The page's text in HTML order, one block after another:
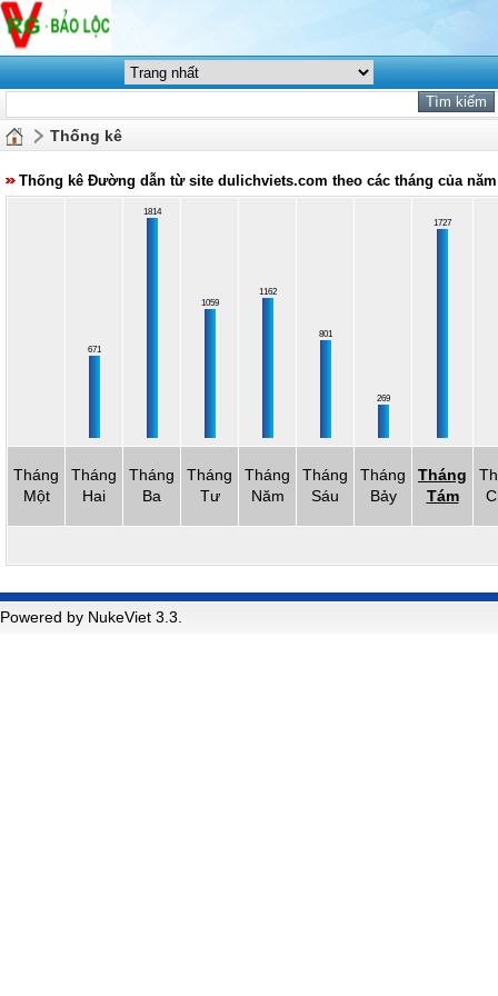
Thống kê
Thống kê Đường dẫn từ site dulichviets.com theo các tháng của năm
671
1814
1059
1162
801
269
1727
Tháng
Một
Tháng
Hai
Tháng
Ba
Tháng
Tư
Tháng
Năm
Tháng
Sáu
Tháng
Bảy
Tháng
Tám
Powered by NukeViet 3.3.